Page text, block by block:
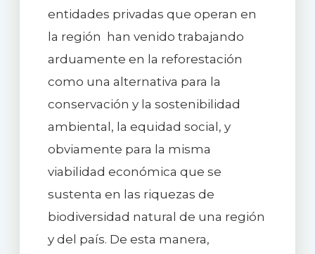
entidades privadas que operan en
la región han venido trabajando
arduamente en la reforestación
como una alternativa para la
conservación y la sostenibilidad
ambiental, la equidad social, y
obviamente para la misma
viabilidad económica que se
sustenta en las riquezas de
biodiversidad natural de una región
y del país. De esta manera,